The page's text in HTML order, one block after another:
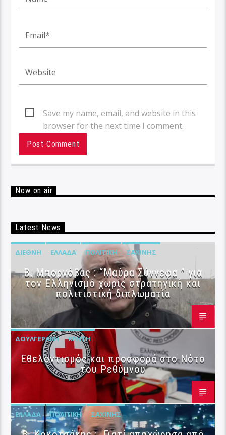
Save my name, email, and website in this
browser for the next time I comment.
Now on air
Latest News
ΔΙΕΘΝΉ ΕΛΛΆΔΑ ΠΟΛΙΤΙΚΉ ΣΑΧΊΝΗΣ
B. Μπορνόβας : “Μαύρα Σύννεφα ” για
τον Ελληνισμό χωρίς στρατηγική και
πολιτιστική διπλωματία
ΔΟΥΛΓΕΡΆΚΗ ΚΡΉΤΗ
Εθελοντισμός και προσφορά στο Νότο
του Ρεθύμνου
ΕΛΛΆΔΑ ΠΟΛΙΤΙΚΉ ΣΑΧΊΝΗΣ